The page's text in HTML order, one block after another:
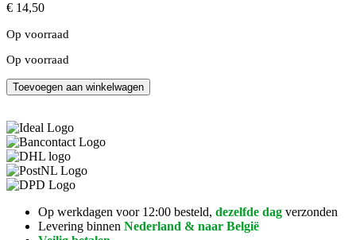
€ 14,50
Op voorraad
Op voorraad
Hoor
eens
aantal
Toevoegen aan winkelwagen
Op werkdagen voor 12:00 besteld, dezelfde dag verzonden
Levering binnen Nederland & naar België